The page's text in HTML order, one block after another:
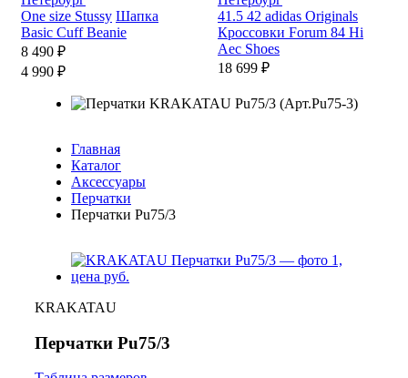
One size Stussy Шапка
Basic Cuff Beanie
8 490 ₽
4 990 ₽
41.5 42 adidas Originals
Кроссовки Forum 84 Hi
Aec Shoes
18 699 ₽
Главная
Каталог
Аксессуары
Перчатки
Перчатки Pu75/3
KRAKATAU
Перчатки Pu75/3